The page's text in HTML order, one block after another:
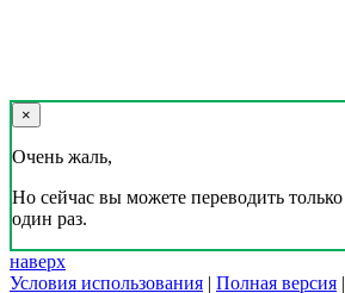
×
Очень жаль,
Но сейчас вы можете переводить только
один раз.
наверх
Условия использования | Полная версия |